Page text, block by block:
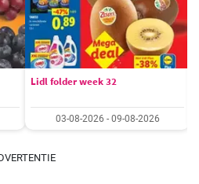
Lidl folder week 32
03-08-2026 - 09-08-2026